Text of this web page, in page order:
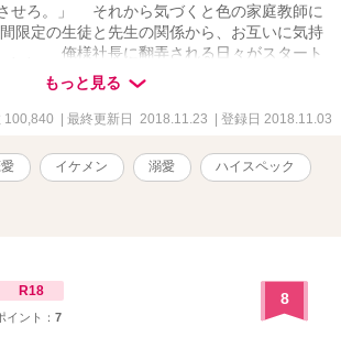
せろ。」 それから気づくと色の家庭教師に
定の生徒と先生の関係から、お互いに気持
、、 俺様社長に翻弄される日々がスタート
もっと見る
100,840 | 最終更新日 2018.11.23 | 登録日 2018.11.03
イケメン 溺愛 ハイスペック
R18
イント： 7
8